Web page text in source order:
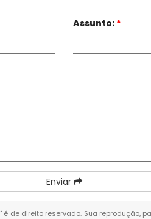
Assunto: *
Enviar
" é de direito reservado. Sua reprodução,